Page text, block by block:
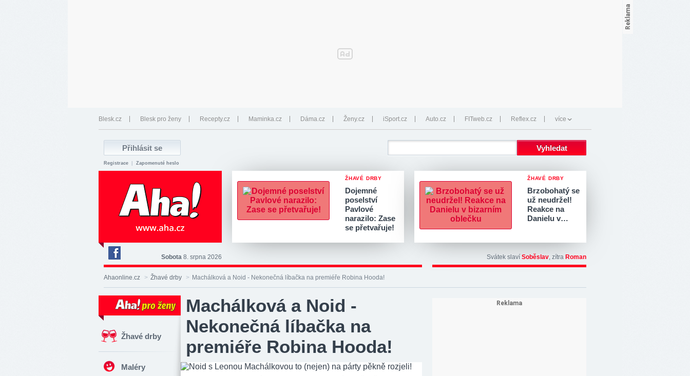
Blesk.cz Blesk pro ženy Recepty.cz Maminka.cz Dáma.cz Ženy.cz iSport.cz Auto.cz FITweb.cz Reflex.cz více
Registrace Zapomenuté heslo
ŽHAVÉ DRBY
Dojemné
poselství
Pavlové
narazilo: Zase
se přetvařuje!
ŽHAVÉ DRBY
Brzobohatý se
už neudržel!
Reakce na
Danielu v…
Deník
Aha!
na
Sobota 8. srpna 2026 Svátek slaví Soběslav, zítra Roman
Ahaonline.cz > Žhavé drby > Machálková a Noid - Nekonečná líbačka na premiéře Robina Hooda!
Žhavé drby
Maléry
Machálková a Noid -
Nekonečná líbačka na
premiéře Robina Hooda!